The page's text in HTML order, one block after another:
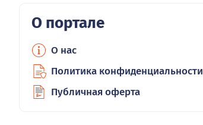
О портале
О нас
Политика конфиденциальности
Публичная оферта